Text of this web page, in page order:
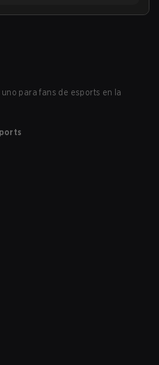
uno para fans de esports en la